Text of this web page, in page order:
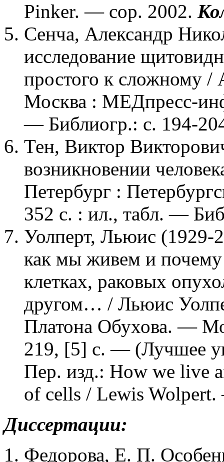
Pinker. — cop. 2002.
Сенча, Александр
исследование
простого к сложному
Москва : МЕДпресс-
— Библиогр.: с. 194-
Тен, Виктор
возникновении
Петербург :
352 с. : ил., табл. —
Уолперт, Льюис (1929-
как мы живем и
клетках, раковых
другом… / Льюис
Платона Обухова. —
219, [5] с. — (Лучшее
Пер. изд.: How we live
of cells / Lewis
Диссертации:
Федорова, Е. П.